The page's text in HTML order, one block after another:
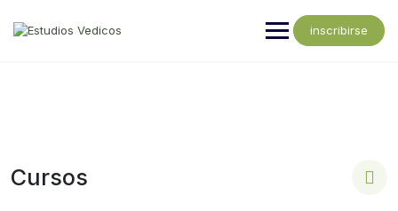
inscribirse
Cursos